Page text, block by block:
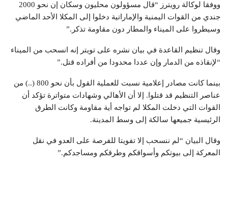
ووفقا لوكالة رويترز “قال مسؤولون محليون وسكان إن نحو 2000
جندي من القوات اليمنية والإماراتية دخلوا إلى المكلا الأحد الماضي
وسيطروا على الميناء والمطار دون مقاومة تذكر.”
وقال تنظيم القاعدة في بيان نشره على تويتر إنه انسحب من الميناء
“لإنقاذه من الدمار وإن عددا محدودا من أفراده قتل.”
بينما كانت مصادر إعلامية نسبت للعملية القول بأن نحو 800 (..) من
عناصر التنظيم قد قتلوا. إلا أن الأهالي وشهادات متواترة تؤكد أن
القوات التي دخلت المكلا لم تواجه أية مقاومة وكانت الطرق
الرئيسية جميعها سالكة إلى وسط المدينة.
وقال البيان “لم ننسحب إلا تفويتا للفرصة على العدو في نقل
المعركة إلى بيوتكم وأسواقكم وطرقكم ومساجدكم.”